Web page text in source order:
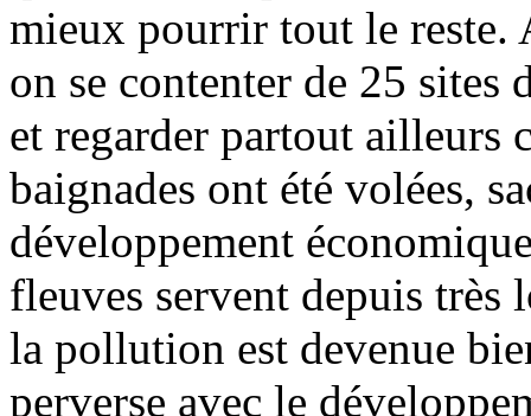
mieux pourrir tout le reste.
on se contenter de 25
et regarder partout ailleurs
baignades ont été volées,
développement
fleuves servent depuis très
la pollution est devenue
perverse avec le